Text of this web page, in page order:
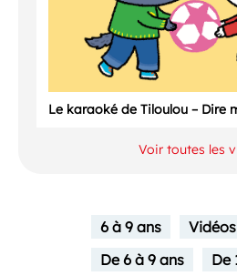
Le karaoké de Tiloulou – Dire
Voir toutes les
6 à 9 ans Vidéos
De 6 à 9 ans
De